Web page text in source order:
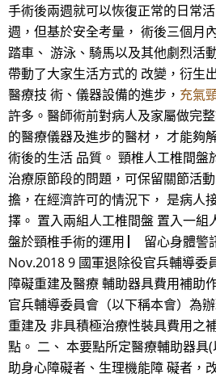
手術後兩週就可以恢復正常的日常
週，但基於安全考量， 術後三個月
踏車、 游泳、騎馬以及其他劇烈活
帶動了大家生活方式的 改變，衍生
醫療技 術、儀器設備的進步， 充氣
許多。醫師術前對病人及家屬做完
的醫療儀器及進步的醫材， 才能夠
術後的生活 品質。 頸椎人工椎間盤
治療原節段的問題，可保留關節活
擔，在經濟許可的情況下， 是病人
擇。 置入兩組人工椎間盤 置入一
盤於頸椎手術的運用 ▏ 留心身體
Nov.2018 9 國軍退除役官兵輔導委
障礙重建及醫療 輔助器具費用補助
官兵輔導委員會（以下稱本會）為
重建及 非具積極治療性裝具費用之
點。 二、 本要點所定醫療輔助器具
助身心障礙者、生理機能障 礙者，